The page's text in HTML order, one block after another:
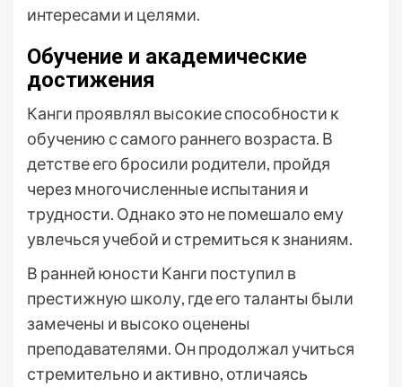
интересами и целями.
Обучение и академические
достижения
Канги проявлял высокие способности к
обучению с самого раннего возраста. В
детстве его бросили родители, пройдя
через многочисленные испытания и
трудности. Однако это не помешало ему
увлечься учебой и стремиться к знаниям.
В ранней юности Канги поступил в
престижную школу, где его таланты были
замечены и высоко оценены
преподавателями. Он продолжал учиться
стремительно и активно, отличаясь